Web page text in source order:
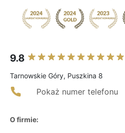
9.8
Tarnowskie Góry, Puszkina 8
Pokaż numer telefonu
O firmie: